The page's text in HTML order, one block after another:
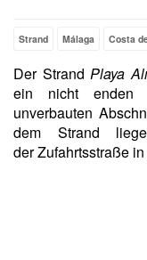
Strand Málaga Costa
Der StrandPlaya
ein nicht enden
unverbauten
dem Strand
der Zufahrtsstraße